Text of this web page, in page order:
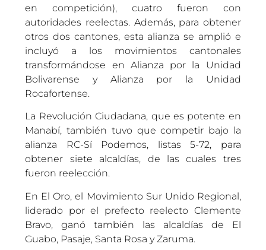
en competición), cuatro fueron con
autoridades reelectas. Además, para obtener
otros dos cantones, esta alianza se amplió e
incluyó a los movimientos cantonales
transformándose en Alianza por la Unidad
Bolivarense y Alianza por la Unidad
Rocafortense.
La Revolución Ciudadana, que es potente en
Manabí, también tuvo que competir bajo la
alianza RC-Sí Podemos, listas 5-72, para
obtener siete alcaldías, de las cuales tres
fueron reelección.
En El Oro, el Movimiento Sur Unido Regional,
liderado por el prefecto reelecto Clemente
Bravo, ganó también las alcaldías de El
Guabo, Pasaje, Santa Rosa y Zaruma.